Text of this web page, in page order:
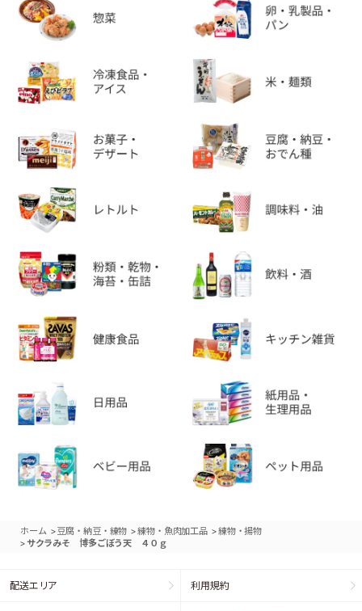
ホーム >豆腐・納豆・練物 >練物・魚肉加工品 >練物・揚物
> サクラみそ 博多ごぼう天 ４０ｇ
配送エリア 利用規約